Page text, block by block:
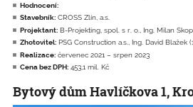
Hodnocení:
Stavebník: CROSS Zlín, a.s.
Projektant: B-Projekting, spol. s r. o., Ing. Milan
Zhotovitel: PSG Construction a.s., Ing. David Blažek
Realizace: červenec 2021 – srpen 2023
Cena bez DPH: 453,1 mil. Kč
Bytový dům Havlíčkova 1,